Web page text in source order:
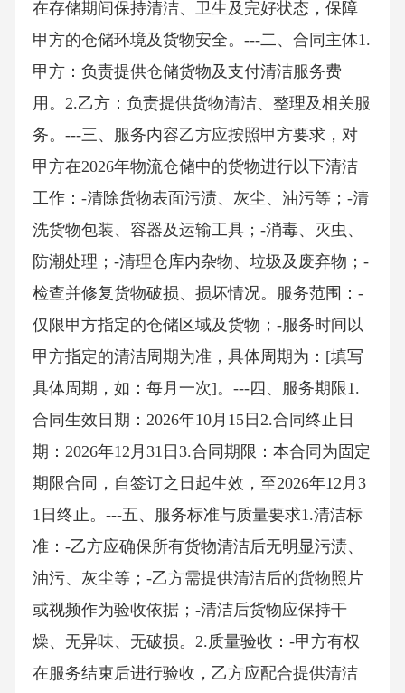
在存储期间保持清洁、卫生及完好状态，保障
甲方的仓储环境及货物安全。---二、合同主体1.
甲方：负责提供仓储货物及支付清洁服务费
用。2.乙方：负责提供货物清洁、整理及相关服
务。---三、服务内容乙方应按照甲方要求，对
甲方在2026年物流仓储中的货物进行以下清洁
工作：-清除货物表面污渍、灰尘、油污等；-清
洗货物包装、容器及运输工具；-消毒、灭虫、
防潮处理；-清理仓库内杂物、垃圾及废弃物；-
检查并修复货物破损、损坏情况。服务范围：-
仅限甲方指定的仓储区域及货物；-服务时间以
甲方指定的清洁周期为准，具体周期为：[填写
具体周期，如：每月一次]。---四、服务期限1.
合同生效日期：2026年10月15日2.合同终止日
期：2026年12月31日3.合同期限：本合同为固定
期限合同，自签订之日起生效，至2026年12月3
1日终止。---五、服务标准与质量要求1.清洁标
准：-乙方应确保所有货物清洁后无明显污渍、
油污、灰尘等；-乙方需提供清洁后的货物照片
或视频作为验收依据；-清洁后货物应保持干
燥、无异味、无破损。2.质量验收：-甲方有权
在服务结束后进行验收，乙方应配合提供清洁